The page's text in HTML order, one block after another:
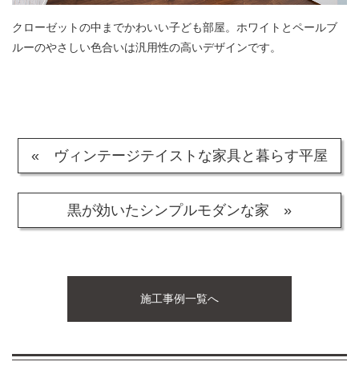
クローゼットの中までかわいい子ども部屋。ホワイトとペールブ
ルーのやさしい色合いは汎用性の高いデザインです。
« ヴィンテージテイストな家具と暮らす平屋
黒が効いたシンプルモダンな家 »
施工事例一覧へ